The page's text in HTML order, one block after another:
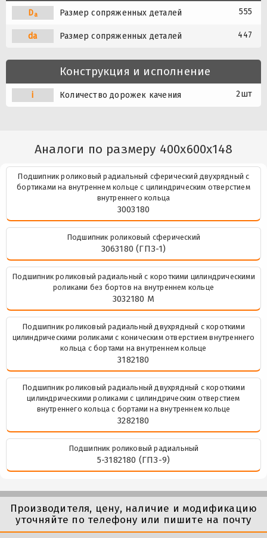
Da Размер сопряженных деталей 555
da Размер сопряженных деталей 447
Конструкция и исполнение
i Количество дорожек качения 2шт
Аналоги по размеру 400x600x148
Подшипник роликовый радиальный сферический двухрядный с
бортиками на внутреннем кольце с цилиндрическим отверстием
внутреннего кольца
3003180
Подшипник роликовый сферический
3063180 (ГПЗ-1)
Подшипник роликовый радиальный с короткими цилиндрическими
роликами без бортов на внутреннем кольце
3032180 М
Подшипник роликовый радиальный двухрядный с короткими
цилиндрическими роликами с коническим отверстием внутреннего
кольца с бортами на внутреннем кольце
3182180
Подшипник роликовый радиальный двухрядный с короткими
цилиндрическими роликами с цилиндрическим отверстием
внутреннего кольца с бортами на внутреннем кольце
3282180
Подшипник роликовый радиальный
5-3182180 (ГПЗ-9)
Производителя, цену, наличие и модификацию
уточняйте по телефону или пишите на почту